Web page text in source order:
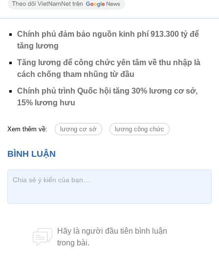
Chính phủ đảm bảo nguồn kinh phí 913.300 tỷ để
tăng lương
Tăng lương để công chức yên tâm về thu nhập là
cách chống tham nhũng từ đầu
Chính phủ trình Quốc hội tăng 30% lương cơ sở,
15% lương hưu
Xem thêm về: lương cơ sở lương công chức